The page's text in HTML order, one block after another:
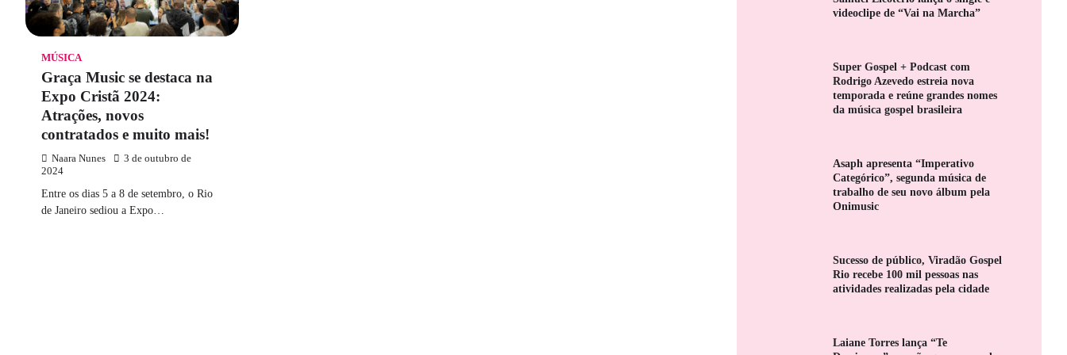
MÚSICA
Graça Music se destaca na
Expo Cristã 2024:
Atrações, novos
contratados e muito mais!
Naara Nunes
3 de outubro de
2024
Entre os dias 5 a 8 de setembro, o Rio
de Janeiro sediou a Expo…
videoclipe de “Vai na Marcha”
Super Gospel + Podcast com
Rodrigo Azevedo estreia nova
temporada e reúne grandes nomes
da música gospel brasileira
Asaph apresenta “Imperativo
Categórico”, segunda música de
trabalho de seu novo álbum pela
Onimusic
Sucesso de público, Viradão Gospel
Rio recebe 100 mil pessoas nas
atividades realizadas pela cidade
Laiane Torres lança “Te